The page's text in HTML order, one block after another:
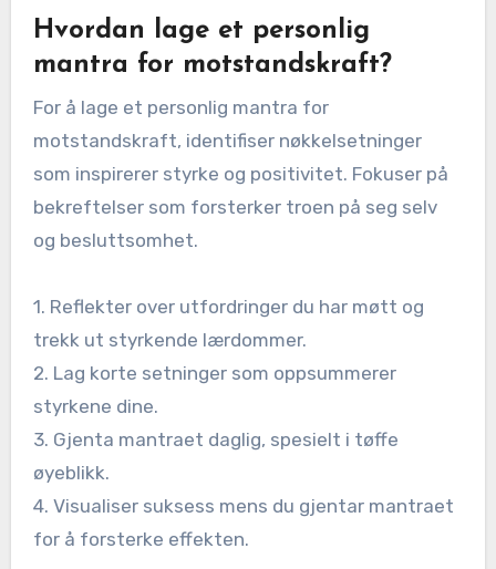
Hvordan lage et personlig
mantra for motstandskraft?
For å lage et personlig mantra for
motstandskraft, identifiser nøkkelsetninger
som inspirerer styrke og positivitet. Fokuser på
bekreftelser som forsterker troen på seg selv
og besluttsomhet.
1. Reflekter over utfordringer du har møtt og
trekk ut styrkende lærdommer.
2. Lag korte setninger som oppsummerer
styrkene dine.
3. Gjenta mantraet daglig, spesielt i tøffe
øyeblikk.
4. Visualiser suksess mens du gjentar mantraet
for å forsterke effekten.